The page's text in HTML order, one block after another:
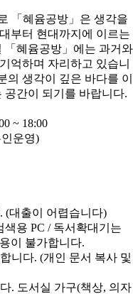
「혜윰공방」은 생각을
부터 현대까지에 이르는
「혜윰공방」에는 과거와
억하며 자리하고 있습니
의 생각이 깊은 바다를 이
공간이 되기를 바랍니다.
~ 18:00
인운영)
(대출이 어렵습니다)
색용 PC / 독서확대기는
이 불가합니다.
니다. (개인 문서 복사 및
. 도서실 가구(책상, 의자